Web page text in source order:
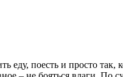
поесть и просто так,